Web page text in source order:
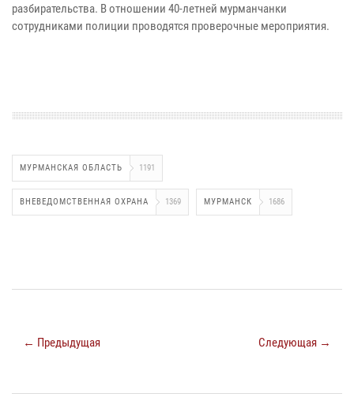
разбирательства. В отношении 40-летней мурманчанки
сотрудниками полиции проводятся проверочные мероприятия.
МУРМАНСКАЯ ОБЛАСТЬ 1191
ВНЕВЕДОМСТВЕННАЯ ОХРАНА 1369 МУРМАНСК 1686
← Предыдущая Следующая →